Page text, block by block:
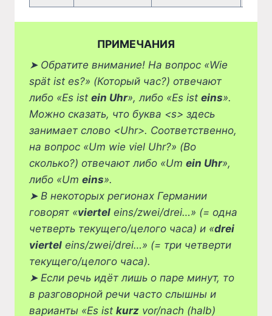
ПРИМЕЧАНИЯ
➤ Обратите внимание! На вопрос «Wie
spät ist es?» (Который час?) отвечают
либо «Es ist ein Uhr», либо «Es ist eins».
Можно сказать, что буква <s> здесь
занимает слово <Uhr>. Соответственно,
на вопрос «Um wie viel Uhr?» (Во
сколько?) отвечают либо «Um ein Uhr»,
либо «Um eins».
➤В некоторых регионах Германии
говорят «viertel eins/zwei/drei…» (= одна
четверть текущего/целого часа) и «drei
viertel eins/zwei/drei…» (= три четверти
текущего/целого часа).
➤Если речь идёт лишь о паре минут, то
в разговорной речи часто слышны и
варианты «Es ist kurz vor/nach (halb)